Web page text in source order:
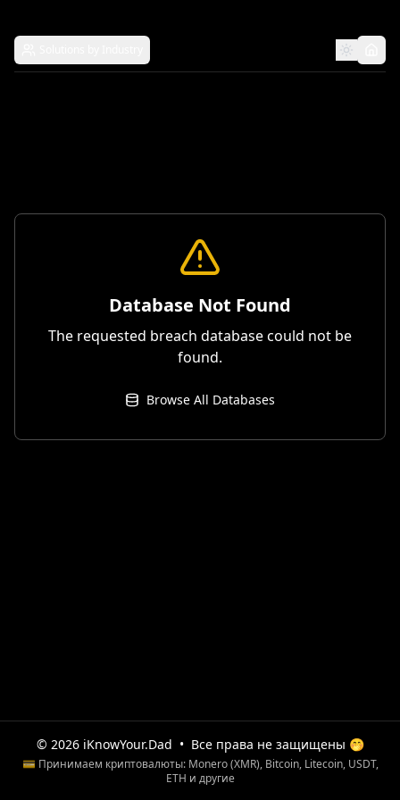
Database Not Found
The requested breach database could not be
found.
Browse All Databases
© 2026 iKnowYour.Dad • Все права не защищены 🤭
💳 Принимаем криптовалюты: Monero (XMR), Bitcoin, Litecoin, USDT,
ETH и другие